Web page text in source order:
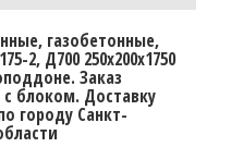
газобетонные,
2, Д700 250х200х1750
Заказ
блоком. Доставку
городу Санкт-